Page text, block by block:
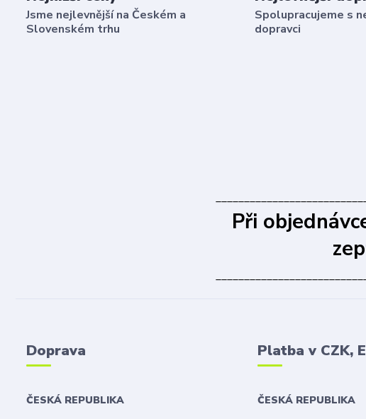
Jsme nejlevnější na Českém a
Slovenském trhu
Spolupracujeme s
dopravci
Při
Doprava
ČESKÁ REPUBLIKA
Platba v CZK,
ČESKÁ REPUBLIKA